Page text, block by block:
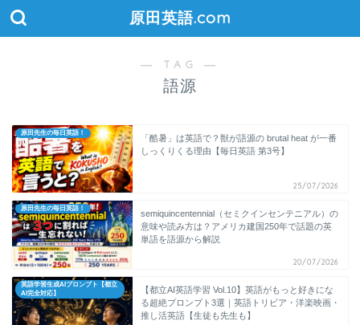
原田英語.com
― TAG ―
語源
原田先生の毎日英語！
「酷暑」は英語で？獣が語源の brutal heat が一番
しっくりくる理由【毎日英語 第3号】
25/07/2026
原田先生の毎日英語！
semiquincentennial（セミクインセンテニアル）の
意味や読み方は？アメリカ建国250年で話題の英
単語を語源から解説
20/07/2026
英語学習生成AIプロンプト【都立
AI完全対応】
【都立AI英語学習 Vol.10】英語がもっと好きにな
る超絶プロンプト3選｜英語トリビア・洋楽映画・
推し活英語【生徒も先生も】